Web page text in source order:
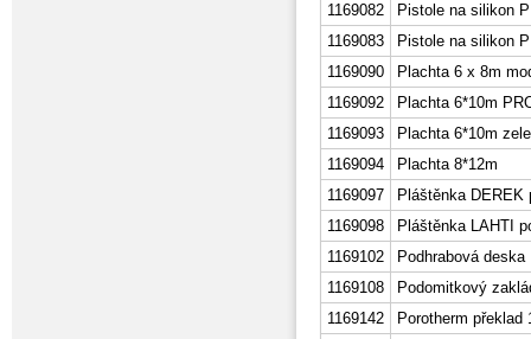
1169082
Pistole na silikon
1169083
Pistole na silikon
1169090
Plachta 6 x 8m
1169092
Plachta 6*10m
1169093
Plachta 6*10m
1169094
Plachta 8*12m
1169097
Pláštěnka
1169098
Pláštěnka LAHTI
1169102
Podhrabová
1169108
Podomitkový
1169142
Porotherm